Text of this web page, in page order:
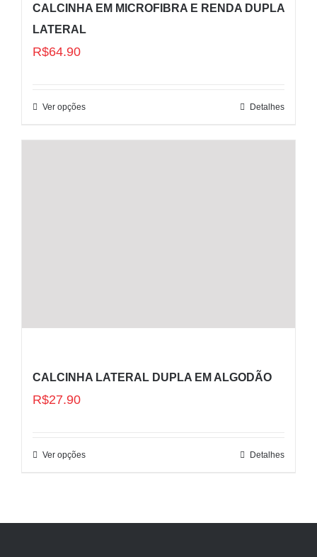
CALCINHA EM MICROFIBRA E RENDA DUPLA
LATERAL
R$64.90
Ver opções Detalhes
CALCINHA LATERAL DUPLA EM ALGODÃO
R$27.90
Ver opções Detalhes